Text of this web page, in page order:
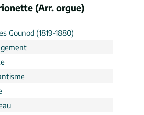
(Arr. orgue)
Gounod (1819-1880)